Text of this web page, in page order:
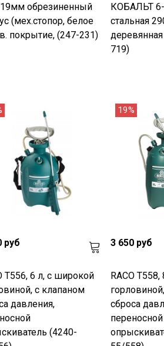
обрезиненный
(мех.стопор, белое
покрытие, (247-231)
КОБАЛЬТ
стальная
719)
руб
T556, 6 л, с широкой
с клапаном
давления,
(4240-
19%
3 650 руб
RACO
сброса
переносной